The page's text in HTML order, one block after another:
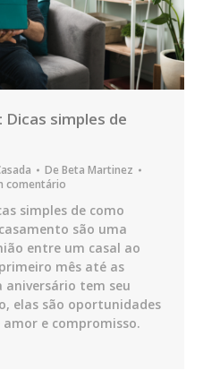
simples de
De Beta Martinez
comentário
simples de como
são uma
entre um casal ao
mês até as
aniversário tem seu
elas são oportunidades
e compromisso.